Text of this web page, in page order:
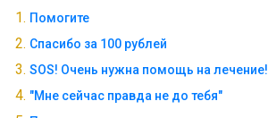
Помогите
Спасибо за 100 рублей
SOS! Очень нужна помощь на лечение!
"Мне сейчас правда не до тебя"